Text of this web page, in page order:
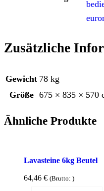
Zusätzliche
Gewicht 78 kg
Größe 675 × 835 × 570
Ähnliche Produkte
Lavasteine 6kg Beutel
64,46 € (Brutto: )